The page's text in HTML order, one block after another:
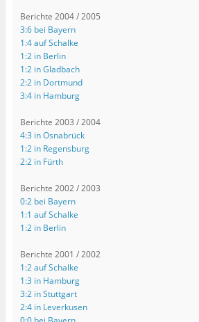
Berichte 2004 / 2005
3:6 bei Bayern
1:4 auf Schalke
1:2 in Berlin
1:2 in Gladbach
2:2 in Dortmund
3:4 in Hamburg
Berichte 2003 / 2004
4:3 in Osnabrück
1:2 in Regensburg
2:2 in Fürth
Berichte 2002 / 2003
0:2 bei Bayern
1:1 auf Schalke
1:2 in Berlin
Berichte 2001 / 2002
1:2 auf Schalke
1:3 in Hamburg
3:2 in Stuttgart
2:4 in Leverkusen